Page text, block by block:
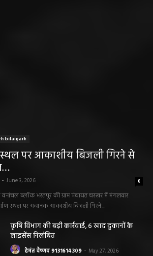
bilaigarh
स्थल पर आकाशीय बिजली गिरने से
- June 3, 2026 0
ब्लॉक भरतपुर की ग्राम पंचायत चरखर में मंगलवार
स्थल पर अचानक आकाशीय बिजली गिरने...
कृषि विभाग की बड़ी कार्रवाई, 6 खाद दुकानों के
लाइसेंस निलंबित
हेमंत वैष्णव 9131614309 - May 27, 2026